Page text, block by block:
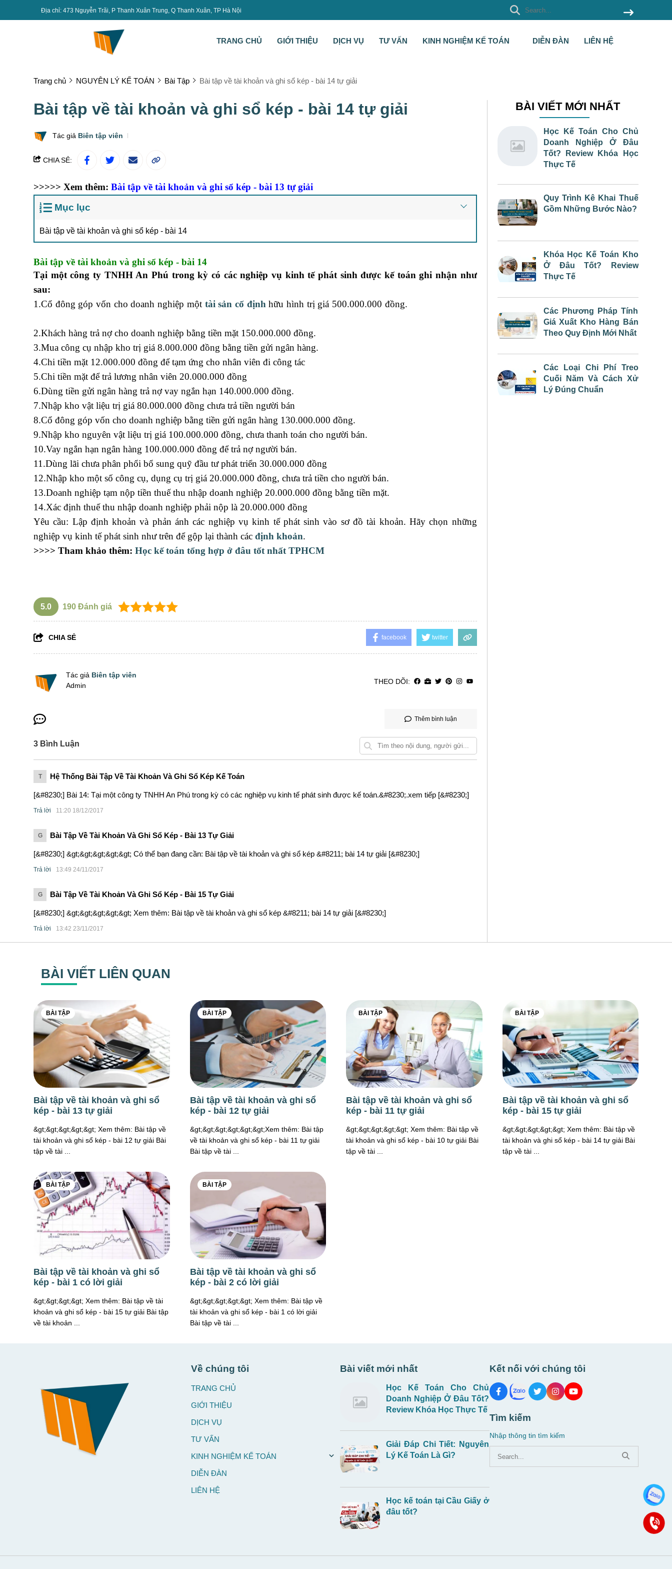
Địa chỉ: 473 Nguyễn Trãi, P Thanh Xuân Trung, Q Thanh Xuân, TP Hà Nội
TRANG CHỦ GIỚI THIỆU DỊCH VỤ TƯ VẤN KINH NGHIỆM KẾ TOÁN DIỄN ĐÀN LIÊN HỆ
Trang chủ NGUYÊN LÝ KẾ TOÁN Bài Tập Bài tập về tài khoản và ghi sổ kép - bài 14 tự giải
Bài tập về tài khoản và ghi sổ kép - bài 14 tự giải
Tác giả Biên tập viên
CHIA SẺ:
>>>>> Xem thêm: Bài tập về tài khoản và ghi sổ kép - bài 13 tự giải
Mục lục
Bài tập về tài khoản và ghi sổ kép - bài 14
Bài tập về tài khoản và ghi sổ kép - bài 14
Tại một công ty TNHH An Phú trong kỳ có các nghiệp vụ kinh tế phát sinh được kế toán ghi nhận như
sau:
1.Cổ đông góp vốn cho doanh nghiệp một tài sản cố định hữu hình trị giá 500.000.000 đồng.
2.Khách hàng trả nợ cho doanh nghiệp bằng tiền mặt 150.000.000 đồng.
3.Mua công cụ nhập kho trị giá 8.000.000 đồng bằng tiền gửi ngân hàng.
4.Chi tiền mặt 12.000.000 đồng để tạm ứng cho nhân viên đi công tác
5.Chi tiền mặt để trả lương nhân viên 20.000.000 đồng
6.Dùng tiền gửi ngân hàng trả nợ vay ngắn hạn 140.000.000 đồng.
7.Nhập kho vật liệu trị giá 80.000.000 đồng chưa trả tiền người bán
8.Cổ đông góp vốn cho doanh nghiệp bằng tiền gửi ngân hàng 130.000.000 đồng.
9.Nhập kho nguyên vật liệu trị giá 100.000.000 đồng, chưa thanh toán cho người bán.
10.Vay ngắn hạn ngân hàng 100.000.000 đồng để trả nợ người bán.
11.Dùng lãi chưa phân phổi bổ sung quỹ đầu tư phát triển 30.000.000 đồng
12.Nhập kho một số công cụ, dụng cụ trị giá 20.000.000 đồng, chưa trả tiền cho người bán.
13.Doanh nghiệp tạm nộp tiền thuế thu nhập doanh nghiệp 20.000.000 đồng bằng tiền mặt.
14.Xác định thuế thu nhập doanh nghiệp phải nộp là 20.000.000 đồng
Yêu cầu: Lập định khoản và phản ánh các nghiệp vụ kinh tế phát sinh vào sơ đồ tài khoản. Hãy chọn những
nghiệp vụ kinh tế phát sinh như trên để gộp lại thành các định khoản.
>>>> Tham khảo thêm: Học kế toán tổng hợp ở đâu tốt nhất TPHCM
5.0 190 Đánh giá
CHIA SẺ facebook twitter
Tác giả Biên tập viên
Admin
THEO DÕI:
Thêm bình luận
3 Bình Luận
T Hệ Thống Bài Tập Về Tài Khoản Và Ghi Sổ Kép Kế Toán
[&#8230;] Bài 14: Tại một công ty TNHH An Phú trong kỳ có các nghiệp vụ kinh tế phát sinh được kế toán.&#8230;.xem tiếp [&#8230;]
Trả lời 11:20 18/12/2017
G Bài Tập Về Tài Khoản Và Ghi Sổ Kép - Bài 13 Tự Giải
[&#8230;] &gt;&gt;&gt;&gt;&gt; Có thể bạn đang cần: Bài tập về tài khoản và ghi sổ kép &#8211; bài 14 tự giải [&#8230;]
Trả lời 13:49 24/11/2017
G Bài Tập Về Tài Khoản Và Ghi Sổ Kép - Bài 15 Tự Giải
[&#8230;] &gt;&gt;&gt;&gt;&gt; Xem thêm: Bài tập về tài khoản và ghi sổ kép &#8211; bài 14 tự giải [&#8230;]
Trả lời 13:42 23/11/2017
BÀI VIẾT MỚI NHẤT
Học Kế Toán Cho Chủ
Doanh Nghiệp Ở Đâu
Tốt? Review Khóa Học
Thực Tế
Quy Trình Kê Khai Thuế
Gồm Những Bước Nào?
Khóa Học Kế Toán Kho
Ở Đâu Tốt? Review
Thực Tế
Các Phương Pháp Tính
Giá Xuất Kho Hàng Bán
Theo Quy Định Mới Nhất
Các Loại Chi Phí Treo
Cuối Năm Và Cách Xử
Lý Đúng Chuẩn
BÀI VIẾT LIÊN QUAN
BÀI TẬP
Bài tập về tài khoản và ghi sổ
kép - bài 13 tự giải
&gt;&gt;&gt;&gt;&gt; Xem thêm: Bài tập về
tài khoản và ghi sổ kép - bài 12 tự giải Bài
tập về tài ...
BÀI TẬP
Bài tập về tài khoản và ghi sổ
kép - bài 12 tự giải
&gt;&gt;&gt;&gt;&gt;&gt;Xem thêm: Bài tập
về tài khoản và ghi sổ kép - bài 11 tự giải
Bài tập về tài ...
BÀI TẬP
Bài tập về tài khoản và ghi sổ
kép - bài 11 tự giải
&gt;&gt;&gt;&gt;&gt; Xem thêm: Bài tập về
tài khoản và ghi sổ kép - bài 10 tự giải Bài
tập về tài ...
BÀI TẬP
Bài tập về tài khoản và ghi sổ
kép - bài 15 tự giải
&gt;&gt;&gt;&gt;&gt; Xem thêm: Bài tập về
tài khoản và ghi sổ kép - bài 14 tự giải Bài
tập về tài ...
BÀI TẬP
Bài tập về tài khoản và ghi sổ
kép - bài 1 có lời giải
&gt;&gt;&gt;&gt; Xem thêm: Bài tập về tài
khoản và ghi sổ kép - bài 15 tự giải Bài tập
về tài khoản ...
BÀI TẬP
Bài tập về tài khoản và ghi sổ
kép - bài 2 có lời giải
&gt;&gt;&gt;&gt;&gt; Xem thêm: Bài tập về
tài khoản và ghi sổ kép - bài 1 có lời giải
Bài tập về tài ...
Về chúng tôi
TRANG CHỦ
GIỚI THIỆU
DỊCH VỤ
TƯ VẤN
KINH NGHIỆM KẾ TOÁN
DIỄN ĐÀN
LIÊN HỆ
Bài viết mới nhất
Học Kế Toán Cho Chủ
Doanh Nghiệp Ở Đâu Tốt?
Review Khóa Học Thực Tế
Giải Đáp Chi Tiết: Nguyên
Lý Kế Toán Là Gì?
Học kế toán tại Cầu Giấy ở
đâu tốt?
Kết nối với chúng tôi
Tìm kiếm
Nhập thông tin tìm kiếm